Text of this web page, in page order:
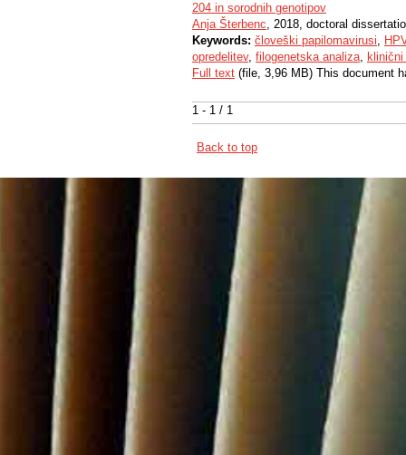
1 - 1 / 1
204 in sorodnih genotipov
Anja Šterbenc, 2018, doctoral
Keywords: človeški papilomavirusi,
opredelitev, filogenetska analiza,
Full text (file, 3,96 MB) This document
Back to top